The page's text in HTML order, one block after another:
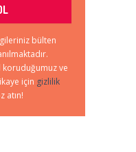
bülten
koruduğumuz ve
için gizlilik
atın!